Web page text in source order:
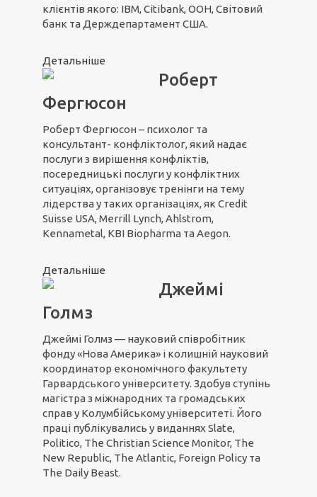
клієнтів якого: IBM, Citibank, ООН, Світовий
банк та Держдепартамент США.
Детальніше
Роберт
Фергюсон
Роберт Фергюсон – психолог та
консультант- конфліктолог, який надає
послуги з вирішення конфліктів,
посередницькі послуги у конфліктних
ситуаціях, організовує тренінги на тему
лідерства у таких організаціях, як Credit
Suisse USA, Merrill Lynch, Ahlstrom,
Kennametal, KBI Biopharma та Aegon.
Детальніше
Джеймі
Голмз
Джеймі Голмз — науковий співробітник
фонду «Нова Америка» і колишній науковий
координатор економічного факультету
Гарвардського університету. Здобув ступінь
магістра з міжнародних та громадських
справ у Колумбійському університеті. Його
праці публікувались у виданнях Slate,
Politico, The Christian Science Monitor, The
New Republic, The Atlantic, Foreign Policy та
The Daily Beast.